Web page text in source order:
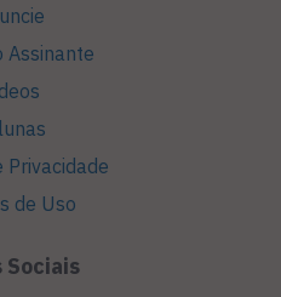
Assinante
Privacidade
de Uso
Sociais